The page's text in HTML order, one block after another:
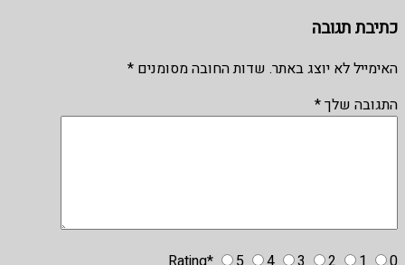
כתיבת תגובה
האימייל לא יוצג באתר. שדות החובה מסומנים *
התגובה שלך*